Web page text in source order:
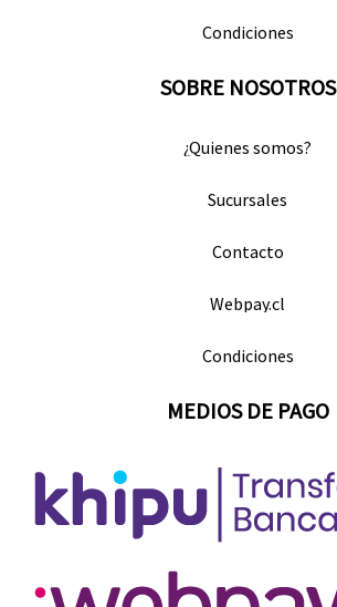
Condiciones
SOBRE NOSOTROS
¿Quienes somos?
Sucursales
Contacto
Webpay.cl
Condiciones
MEDIOS DE PAGO